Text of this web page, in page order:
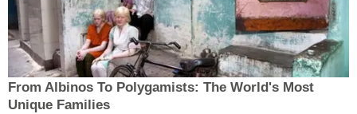
From Albinos To Polygamists: The World's Most
Unique Families